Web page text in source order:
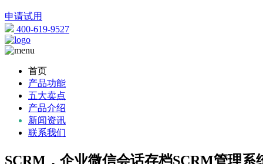
申请试用
400-619-9527
首页
产品功能
五大卖点
产品介绍
新闻资讯
联系我们
SCRM，企业微信会话存档SCRM管理系